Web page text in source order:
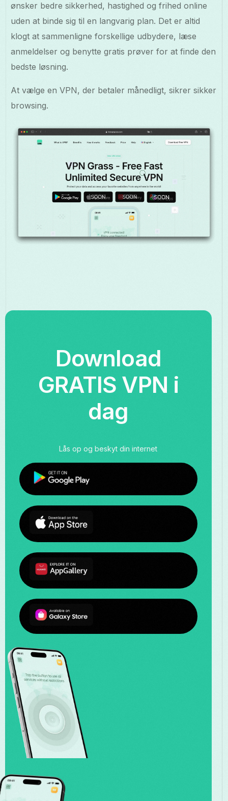
ønsker bedre sikkerhed, hastighed og frihed online
uden at binde sig til en langvarig plan. Det er altid
klogt at sammenligne forskellige udbydere, læse
anmeldelser og benytte gratis prøver for at finde den
bedste løsning.
At vælge en VPN, der betaler månedligt, sikrer sikker
browsing.
Download
GRATIS VPN i
dag
Lås op og beskyt din internet